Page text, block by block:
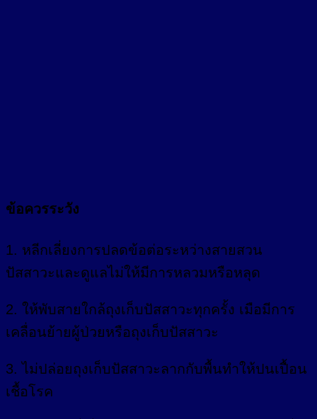
ข้อควรระวัง
1. หลีกเลี่ยงการปลดข้อต่อระหว่างสายสวน
ปัสสาวะและดูแลไม่ให้มีการหลวมหรือหลุด
2. ให้พับสายใกล้ถุงเก็บปัสสาวะทุกครั้ง เมือมีการ
เคลื่อนย้ายผู้ป่วยหรือถุงเก็บปัสสาวะ
3. ไม่ปล่อยถุงเก็บปัสสาวะลากกับพื้นทำให้ปนเปื้อน
เชื้อโรค